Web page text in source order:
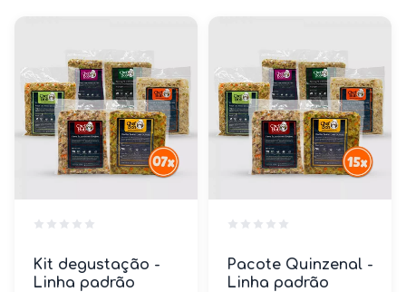
Kit degustação -
Linha padrão
Pacote Quinzenal -
Linha padrão